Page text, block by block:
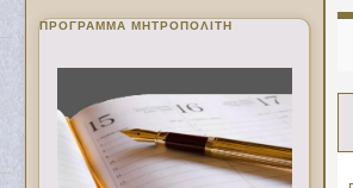
ΠΡΌΓΡΑΜΜΑ ΜΗΤΡΟΠΟΛΊΤΗ